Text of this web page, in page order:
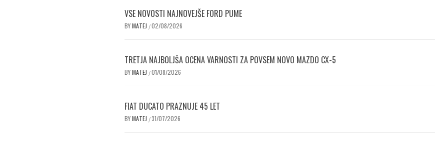
VSE NOVOSTI NAJNOVEJŠE FORD PUME
BYMATEJ /02/08/2026
TRETJA NAJBOLJŠA OCENA VARNOSTI ZA POVSEM NOVO MAZDO CX-5
BYMATEJ /01/08/2026
FIAT DUCATO PRAZNUJE 45 LET
BYMATEJ /31/07/2026